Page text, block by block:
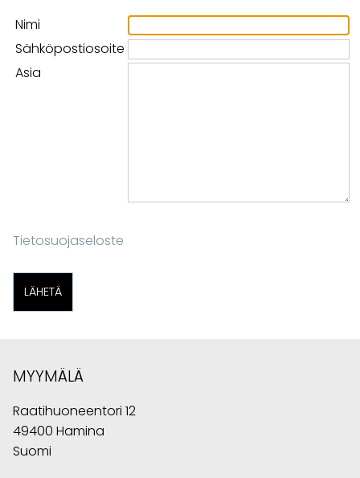
Nimi
Sähköpostiosoite
Asia
Tietosuojaseloste
MYYMÄLÄ
Raatihuoneentori 12
49400 Hamina
Suomi